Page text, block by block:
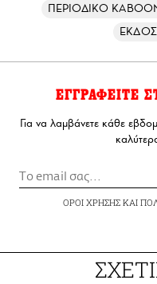
ΠΕΡΙΟΔΙΚΟ
ΕΓΓΡΑΦΕΙΤΕ
Για να λαμβάνετε κάθε
ΟΡΟΙ ΧΡΗΣΗΣΚΑΙ